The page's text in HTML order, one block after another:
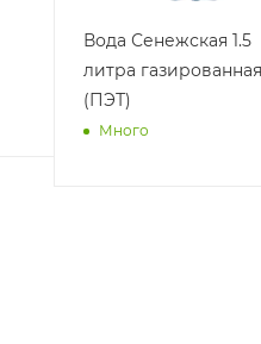
Вода Архыз 0.5 литра
газированная (ПЭТ)
Много